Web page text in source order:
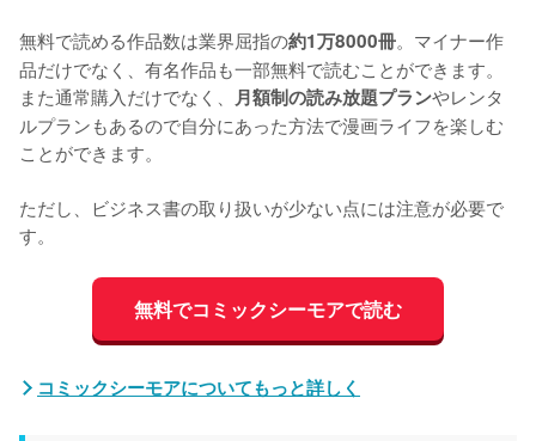
無料で読める作品数は業界屈指の約1万8000冊。マイナー作
品だけでなく、有名作品も一部無料で読むことができます。
また通常購入だけでなく、 月額制の読み放題プランやレンタ
ルプランもあるので自分にあった方法で漫画ライフを楽しむ
ことができます。
ただし、ビジネス書の取り扱いが少ない点には注意が必要で
す。
無料でコミックシーモアで読む
コミックシーモアについてもっと詳しく